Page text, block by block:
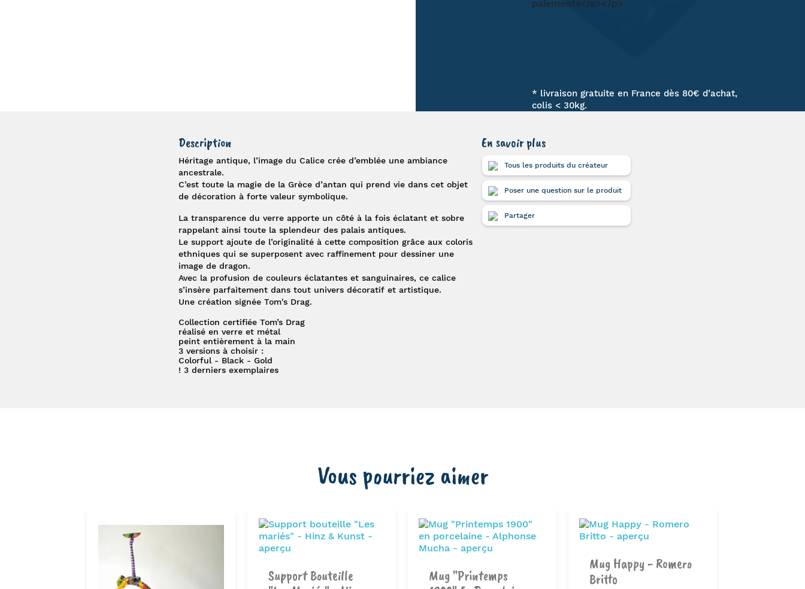
* livraison gratuite en France dès 80€ d’achat,
colis < 30kg.
Description
Héritage antique, l’image du Calicecrée d’emblée une ambiance
ancestrale.
C’est toute la magie de la Grèce d’antan qui prend vie dans cet objet
de décoration à forte valeur symbolique.
La transparence du verre apporte un côté à la fois éclatant et sobre
rappelant ainsi toute la splendeur des palais antiques.
Le support ajoute de l’originalité à cette composition grâce aux coloris
ethniques qui se superposent avec raffinement pour dessiner une
image de dragon.
Avec la profusion de couleurs éclatantes et sanguinaires, ce calice
s’insère parfaitement dans tout univers décoratif et artistique.
Une création signée Tom's Drag.
Collection certifiée Tom’s Drag
réalisé en verre et métal
peint entièrement à la main
3 versions à choisir :
Colorful - Black - Gold
! 3 derniers exemplaires
En savoir plus
Tous les produits du créateur
Poser une question sur le produit
Partager
Vous pourriez aimer
Support Bouteille
Mug "Printemps
Mug Happy - Romero
Britto